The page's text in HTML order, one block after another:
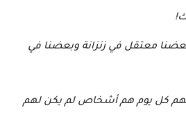
معتقل في زنزانة وبعضنا في
كل يوم هم أشخاص لم يكن لهم